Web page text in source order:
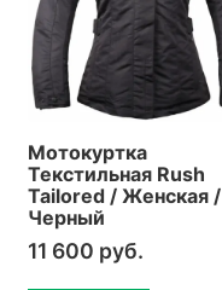
Мотокуртка
Текстильная Rush
Tailored / Женская /
Черный
11 600 руб.